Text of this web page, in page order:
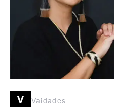
v Vaidades